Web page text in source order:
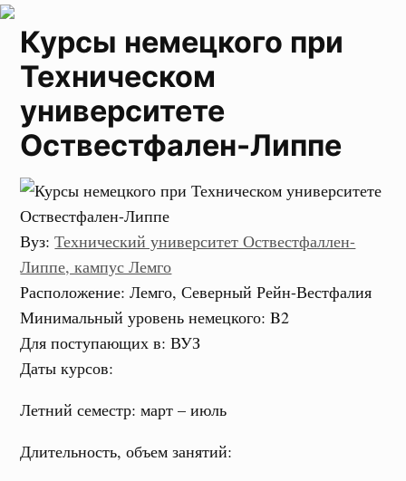
Курсы немецкого при
Техническом
университете
Оствестфален-Липпе
Вуз:Технический университет Оствестфаллен-
Липпе, кампус Лемго
Расположение: Лемго, Северный Рейн-Вестфалия
Минимальный уровень немецкого:B2
Для поступающих в:ВУЗ
Даты курсов:
Летний семестр: март – июль
Длительность, объем занятий: